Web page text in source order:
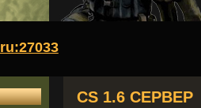
CS 1.6 СЕРВЕР